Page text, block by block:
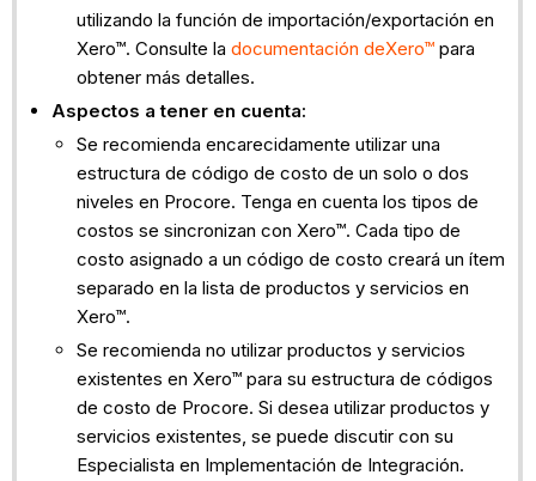
utilizando la función de importación/exportación en
Xero™. Consulte la documentación deXero™para
obtener más detalles.
Aspectos a tener en cuenta:
Se recomienda encarecidamente utilizar una
estructura de código de costo de un solo o dos
niveles en Procore. Tenga en cuenta los tipos de
costos se sincronizan con Xero™. Cada tipo de
costo asignado a un código de costo creará un ítem
separado en la lista de productos y servicios en
Xero™.
Se recomienda no utilizar productos y servicios
existentes en Xero™ para su estructura de códigos
de costo de Procore. Si desea utilizar productos y
servicios existentes, se puede discutir con su
Especialista en Implementación de Integración.